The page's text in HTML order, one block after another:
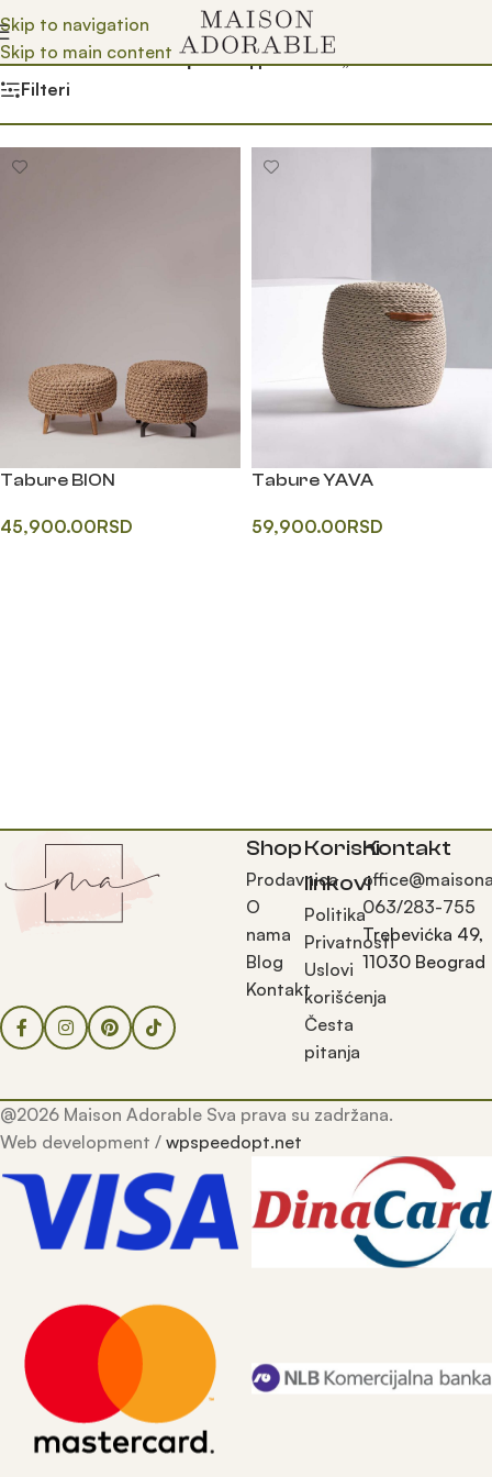
Skip to navigation
Skip to main content
Почетна/Prodavnica/Производ oзначен „bazen“
Filteri
Tabure BION
45,900.00RSD
Tabure YAVA
59,900.00RSD
Shop
Prodavnica
O
nama
Blog
Kontakt
Korisni
linkovi
Politika
Privatnosti
Uslovi
korišćenja
Česta
pitanja
Kontakt
063/283-755
Trebevićka 49,
11030 Beograd
@2026 Maison Adorable Sva prava su zadržana.
Web development / wpspeedopt.net